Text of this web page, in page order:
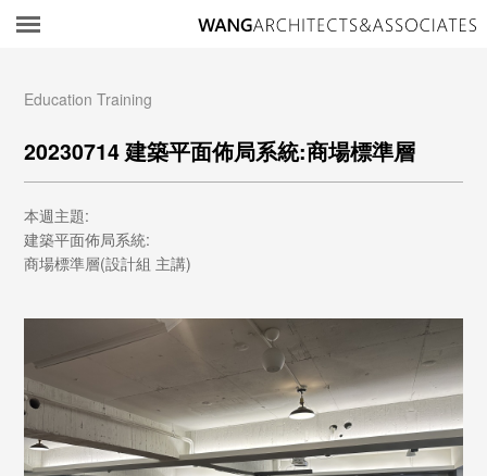
Education Training
20230714 建築平面佈局系統:商場標準層
本週主題:
建築平面佈局系統:
商場標準層(設計組 主講)